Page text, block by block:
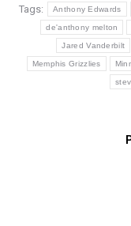
Tags: Anthony Edwards
de'anthony melton
Jared Vanderbilt
Memphis Grizzlies